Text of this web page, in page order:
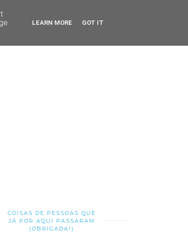
COISAS DE PESSOAS QUE
JÁ POR AQUI PASSARAM
(OBRIGADA!)
LEARN MORE GOT IT